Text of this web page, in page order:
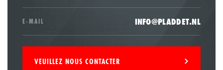
E-MAIL INFO@PLADDET.NL
VEUILLEZ NOUS CONTACTER